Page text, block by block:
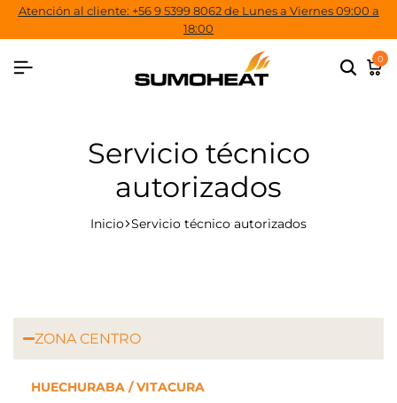
Atención al cliente: +56 9 5399 8062 de Lunes a Viernes 09:00 a
18:00
0
Servicio técnico
autorizados
Inicio Servicio técnico autorizados
ZONA CENTRO
HUECHURABA / VITACURA